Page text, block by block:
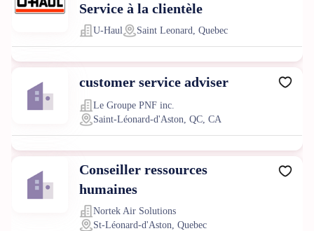
Service à la clientèle
U-Haul Saint Leonard, Quebec
customer service adviser
Le Groupe PNF inc.
Saint-Léonard-d'Aston, QC, CA
Conseiller ressources
humaines
Nortek Air Solutions
St-Léonard-d'Aston, Quebec